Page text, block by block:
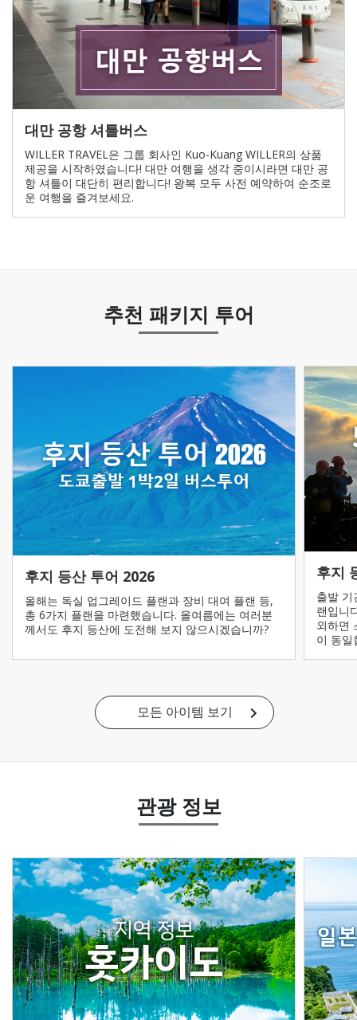
대만 공항 셔틀버스
WILLER TRAVEL은 그룹 회사인 Kuo-Kuang WILLER의 상품
제공을 시작하였습니다! 대만 여행을 생각 중이시라면 대만 공
항 셔틀이 대단히 편리합니다! 왕복 모두 사전 예약하여 순조로
운 여행을 즐겨보세요.
추천 패키지 투어
후지 등산 투어 2026
올해는 독실 업그레이드 플랜과 장비 대여 플랜 등,
총 6가지 플랜을 마련했습니다. 올여름에는 여러분
께서도 후지 등산에 도전해 보지 않으시겠습니까?
후지
출발 기
랜입니
외하면
이 동일
모든 아이템 보기
관광 정보